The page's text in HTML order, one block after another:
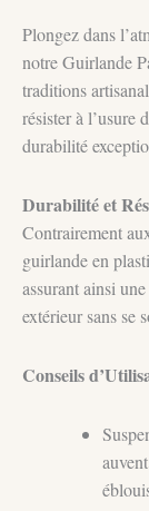
Plongez dans
notre Guirlande
traditions
résister à l’usure
durabilité
Durabilité et
Contrairement
guirlande en
assurant ainsi
extérieur sans se
Conseils